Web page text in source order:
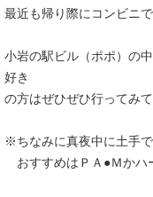
最近も帰り際にコンビニ
小岩の駅ビル（ポポ）の
好き
の方はぜひぜひ行ってみ
※ちなみに真夜中に土手
おすすめはＰＡ●Ｍかハ